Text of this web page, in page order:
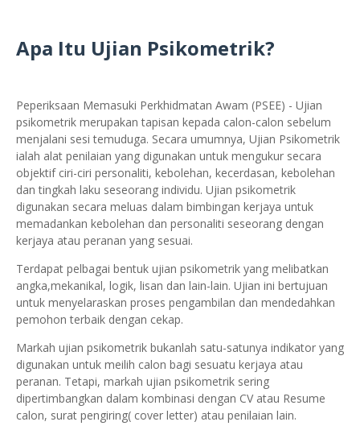
Apa Itu Ujian Psikometrik?
Peperiksaan Memasuki Perkhidmatan Awam (PSEE) - Ujian
psikometrik merupakan tapisan kepada calon-calon sebelum
menjalani sesi temuduga. Secara umumnya, Ujian Psikometrik
ialah alat penilaian yang digunakan untuk mengukur secara
objektif ciri-ciri personaliti, kebolehan, kecerdasan, kebolehan
dan tingkah laku seseorang individu. Ujian psikometrik
digunakan secara meluas dalam bimbingan kerjaya untuk
memadankan kebolehan dan personaliti seseorang dengan
kerjaya atau peranan yang sesuai.
Terdapat pelbagai bentuk ujian psikometrik yang melibatkan
angka,mekanikal, logik, lisan dan lain-lain. Ujian ini bertujuan
untuk menyelaraskan proses pengambilan dan mendedahkan
pemohon terbaik dengan cekap.
Markah ujian psikometrik bukanlah satu-satunya indikator yang
digunakan untuk meilih calon bagi sesuatu kerjaya atau
peranan. Tetapi, markah ujian psikometrik sering
dipertimbangkan dalam kombinasi dengan CV atau Resume
calon, surat pengiring( cover letter) atau penilaian lain.